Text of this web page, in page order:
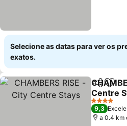
Selecione as datas para ver os
exatos.
Partilhar
Centre
4 Estrelas
9,3
a 0.4 km